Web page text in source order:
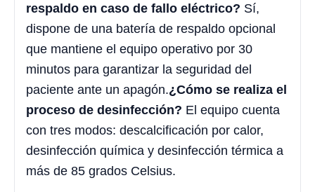
respaldo en caso de fallo eléctrico? Sí,
dispone de una batería de respaldo opcional
que mantiene el equipo operativo por 30
minutos para garantizar la seguridad del
paciente ante un apagón.¿Cómo se realiza el
proceso de desinfección? El equipo cuenta
con tres modos: descalcificación por calor,
desinfección química y desinfección térmica a
más de 85 grados Celsius.